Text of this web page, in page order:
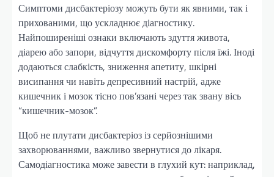
Симптоми дисбактеріозу можуть бути як явними, так і
прихованими, що ускладнює діагностику.
Найпоширеніші ознаки включають здуття живота,
діарею або запори, відчуття дискомфорту після їжі. Іноді
додаються слабкість, зниження апетиту, шкірні
висипання чи навіть депресивний настрій, адже
кишечник і мозок тісно пов’язані через так звану вісь
“кишечник-мозок”.
Щоб не плутати дисбактеріоз із серйознішими
захворюваннями, важливо звернутися до лікаря.
Самодіагностика може завести в глухий кут: наприклад,